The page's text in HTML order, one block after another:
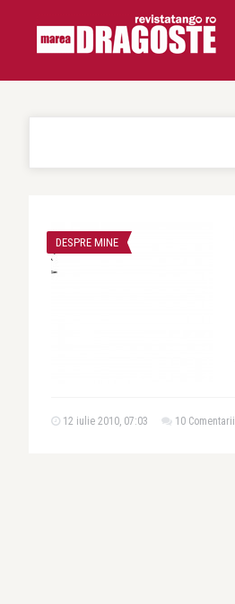
DESPRE MINE
12 iulie 2010, 07:03 10 Comentarii